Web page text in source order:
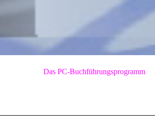
Das PC-Buchführungsprogramm